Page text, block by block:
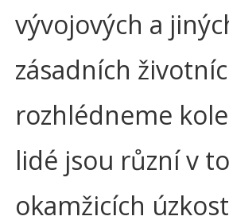
vývojových a
zásadních
rozhlédneme
lidé jsou různí v
okamžicích